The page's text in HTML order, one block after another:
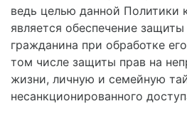
ведь целью данной Политики
является обеспечение
гражданина при обработке
том числе защиты прав на
жизни, личную и семейную
несанкционированного